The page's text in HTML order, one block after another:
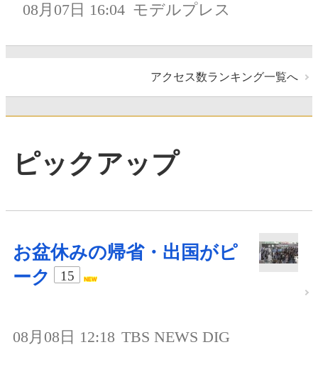
08月07日 16:04 モデルプレス
アクセス数ランキング一覧へ
ピックアップ
お盆休みの帰省・出国がピ
ーク
15
08月08日 12:18 TBS NEWS DIG